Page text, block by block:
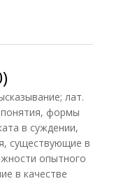
лат.
формы
в суждении,
существующие в
опытного
в качестве